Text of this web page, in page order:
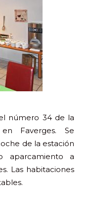
número 34 de la
Faverges. Se
de la estación
aparcamiento a
Las habitaciones